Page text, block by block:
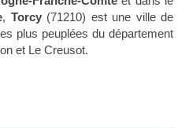
, Torcy(71210) est une ville de
plus peuplées du département
et Le Creusot.